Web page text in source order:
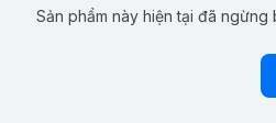
Sản phẩm này hiện tại đã